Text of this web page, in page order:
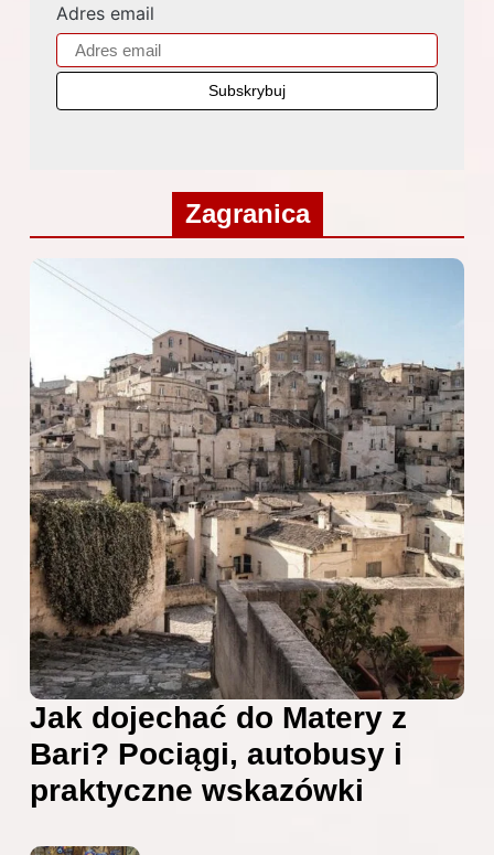
Adres email
Zagranica
Jak dojechać do Matery z
Bari? Pociągi, autobusy i
praktyczne wskazówki